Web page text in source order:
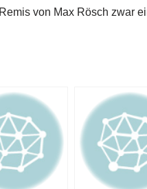
von Max Rösch zwar